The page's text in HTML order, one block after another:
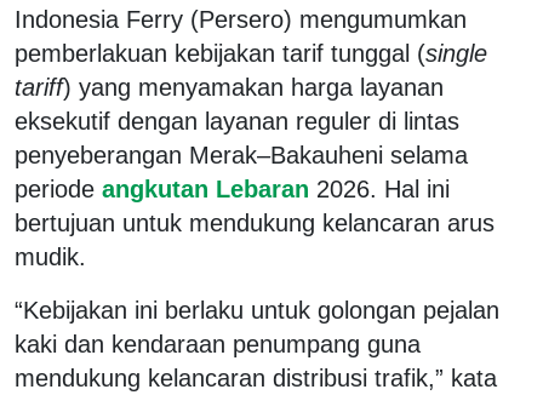
Indonesia Ferry (Persero) mengumumkan
pemberlakuan kebijakan tarif tunggal (single
tariff) yang menyamakan harga layanan
eksekutif dengan layanan reguler di lintas
penyeberangan Merak–Bakauheni selama
periode angkutan Lebaran 2026. Hal ini
bertujuan untuk mendukung kelancaran arus
mudik.
“Kebijakan ini berlaku untuk golongan pejalan
kaki dan kendaraan penumpang guna
mendukung kelancaran distribusi trafik,” kata